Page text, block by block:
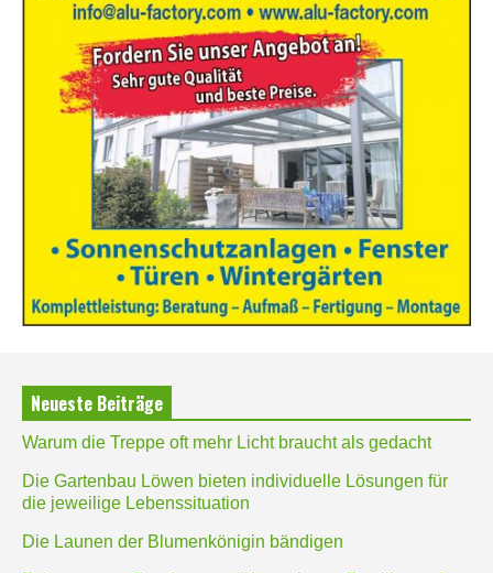
Neueste Beiträge
Warum die Treppe oft mehr Licht braucht als gedacht
Die Gartenbau Löwen bieten individuelle Lösungen für
die jeweilige Lebenssituation
Die Launen der Blumenkönigin bändigen